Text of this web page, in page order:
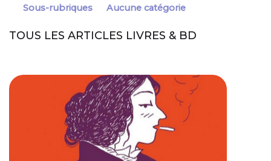
Sous-rubriques Aucune catégorie
TOUS LES ARTICLES LIVRES & BD